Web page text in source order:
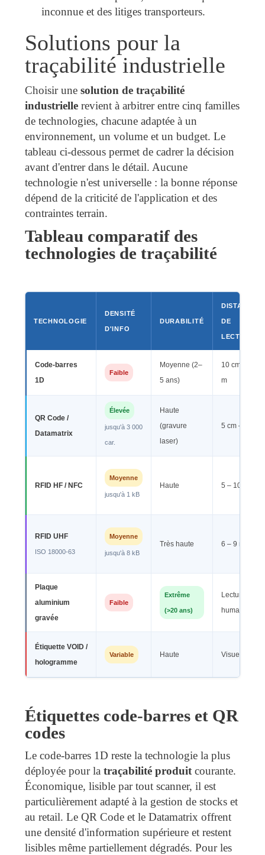
inconnue et des litiges transporteurs.
Solutions pour la
traçabilité industrielle
Choisir une solution de traçabilité
industrielle revient à arbitrer entre cinq familles
de technologies, chacune adaptée à un
environnement, un volume et un budget. Le
tableau ci-dessous permet de cadrer la décision
avant d'entrer dans le détail. Aucune
technologie n'est universelle : la bonne réponse
dépend de la criticité de l'application et des
contraintes terrain.
Tableau comparatif des
technologies de traçabilité
TECHNOLOGIE
DENSITÉ
D'INFO
DURABILITÉ
DISTANCE
DE
LECTURE
Code-barres
1D
Faible
Moyenne (2–
5 ans)
10 cm – 2
m
QR Code /
Datamatrix
Élevée
jusqu'à 3 000
car.
Haute
(gravure
laser)
5 cm – 1 m
RFID HF / NFC
Moyenne
jusqu'à 1 kB
Haute 5 – 10 cm
RFID UHF
ISO 18000-63
Moyenne
jusqu'à 8 kB
Très haute 6 – 9 m
Plaque
aluminium
gravée
Faible
Extrême
(>20 ans)
Lecture
humaine
Étiquette VOID /
hologramme
Variable Haute Visuelle
Étiquettes code-barres et QR
codes
Le code-barres 1D reste la technologie la plus
déployée pour la traçabilité produitcourante.
Économique, lisible par tout scanner, il est
particulièrement adapté à la gestion de stocks et
au retail. Le QR Code et le Datamatrix offrent
une densité d'information supérieure et restent
lisibles même partiellement dégradés. Pour les